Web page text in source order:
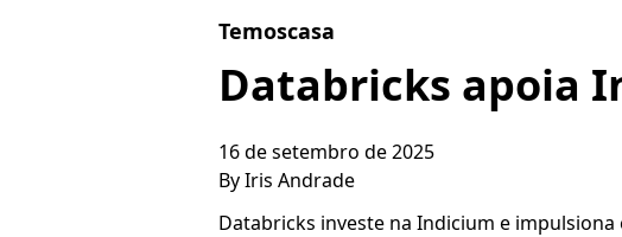
Temoscasa
Databricks apoia
16 de setembro de 2025
ByIris Andrade
Databricks investe na Indicium e